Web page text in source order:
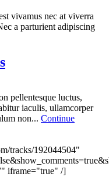
vivamus nec at viverra
a parturient adipiscing
pellentesque luctus,
iaculis, ullamcorper
non... Continue
tracks/192044504"
iframe="true" /]